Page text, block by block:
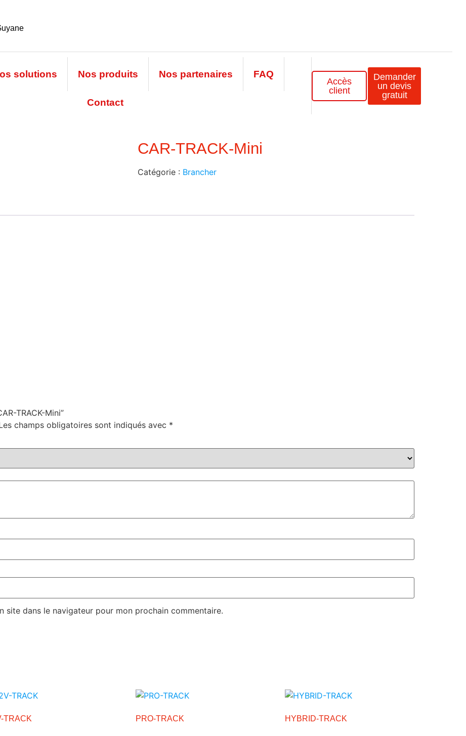
solutions Nos produits Nos partenaires FAQ
Contact
Accès
client
Demander
un devis
gratuit
CAR-TRACK-Mini
Catégorie : Brancher
TRACK-Mini”
champs obligatoires sont indiqués avec *
site dans le navigateur pour mon prochain commentaire.
TRACK PRO-TRACK HYBRID-TRACK